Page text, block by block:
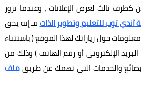
تطوير الذات
ثالث لعرض الإعلانات ، وعندما تزور
فـ إنه يحق
حول زياراتك لهذا الموقع ( باستثناء
البريد الإلكتروني أو رقم الهاتف ) وذلك من
والخدمات التي تهمك عن طريقملف